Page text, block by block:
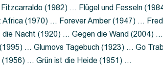
(1982) … Flügel und Fesseln
Africa (1970) … Forever Amber (1947) …
Nacht (1920) … Gegen die Wand (2004) …
… Glumovs Tagebuch (1923) … Go
(1956) … Grün ist die Heide (1951) …